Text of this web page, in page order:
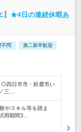
】★4日の連続休暇あ
不問 第二新卒歓迎
◎四日市市・鈴鹿市い
三…
やスキル等を踏ま
用期間3…